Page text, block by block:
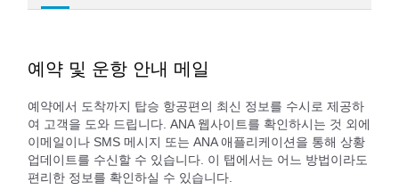
예약 및 운항 안내 메일
예약에서 도착까지 탑승 항공편의 최신 정보를 수시로 제공하
여 고객을 도와 드립니다. ANA 웹사이트를 확인하시는 것 외에
이메일이나 SMS 메시지 또는 ANA 애플리케이션을 통해 상황
업데이트를 수신할 수 있습니다. 이 탭에서는 어느 방법이라도
편리한 정보를 확인하실 수 있습니다.